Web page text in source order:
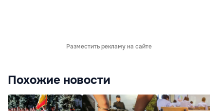
Разместить рекламу на сайте
Похожие новости